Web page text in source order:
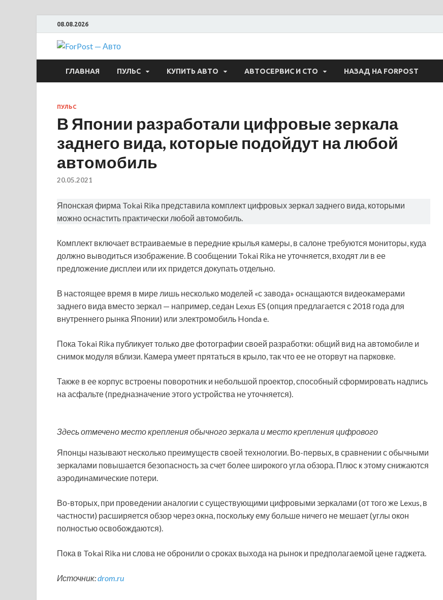
08.08.2026
ForPost — Авто
ГЛАВНАЯ ПУЛЬС КУПИТЬ АВТО АВТОСЕРВИС И СТО НАЗАД НА FORPOST
ПУЛЬС
В Японии разработали цифровые зеркала
заднего вида, которые подойдут на любой
автомобиль
20.05.2021
Японская фирма Tokai Rika представила комплект цифровых зеркал заднего вида, которыми
можно оснастить практически любой автомобиль.
Комплект включает встраиваемые в передние крылья камеры, в салоне требуются мониторы, куда
должно выводиться изображение. В сообщении Tokai Rika не уточняется, входят ли в ее
предложение дисплеи или их придется докупать отдельно.
В настоящее время в мире лишь несколько моделей «с завода» оснащаются видеокамерами
заднего вида вместо зеркал — например, седан Lexus ES (опция предлагается с 2018 года для
внутреннего рынка Японии) или электромобиль Honda e.
Пока Tokai Rika публикует только две фотографии своей разработки: общий вид на автомобиле и
снимок модуля вблизи. Камера умеет прятаться в крыло, так что ее не оторвут на парковке.
Также в ее корпус встроены поворотник и небольшой проектор, способный сформировать надпись
на асфальте (предназначение этого устройства не уточняется).
Здесь отмечено место крепления обычного зеркала и место крепления цифрового
Японцы называют несколько преимуществ своей технологии. Во-первых, в сравнении с обычными
зеркалами повышается безопасность за счет более широкого угла обзора. Плюс к этому снижаются
аэродинамические потери.
Во-вторых, при проведении аналогии с существующими цифровыми зеркалами (от того же Lexus, в
частности) расширяется обзор через окна, поскольку ему больше ничего не мешает (углы окон
полностью освобождаются).
Пока в Tokai Rika ни слова не обронили о сроках выхода на рынок и предполагаемой цене гаджета.
Источник:drom.ru